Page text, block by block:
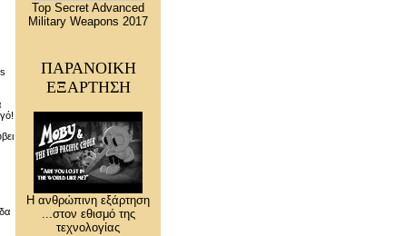
Top Secret Advanced
Military Weapons 2017
ΠΑΡΑΝΟΙΚΗ
ΕΞΑΡΤΗΣΗ
Η ανθρώπινη εξάρτηση
...στον εθισμό της
τεχνολογίας